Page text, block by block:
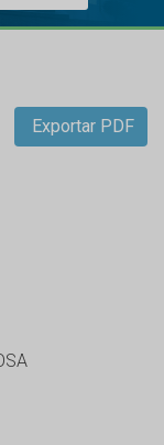
Exportar PDF